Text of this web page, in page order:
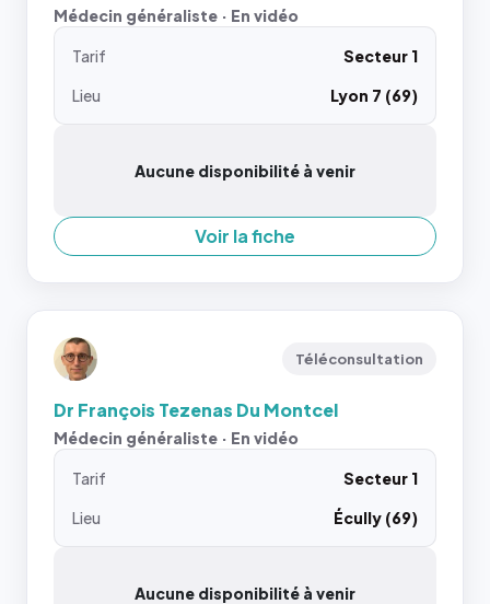
Médecin généraliste · En vidéo
Tarif
Secteur 1
Lieu
Lyon 7 (69)
Aucune disponibilité à venir
Voir la fiche
Téléconsultation
Dr François Tezenas Du Montcel
Médecin généraliste · En vidéo
Tarif
Secteur 1
Lieu
Écully (69)
Aucune disponibilité à venir